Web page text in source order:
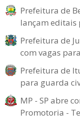
Prefeitura de
lançam editais
Prefeitura de
com vagas
Prefeitura de
para guarda
MP - SP abre
Promotoria -